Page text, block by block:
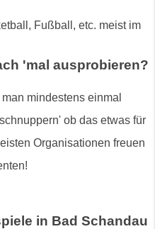
Fußball, etc. meist im
'mal ausprobieren?
mindestens einmal
ob das etwas für
Organisationen freuen
in Bad Schandau